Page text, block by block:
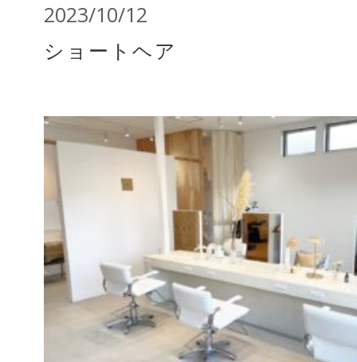
2023/10/12
ショートヘア